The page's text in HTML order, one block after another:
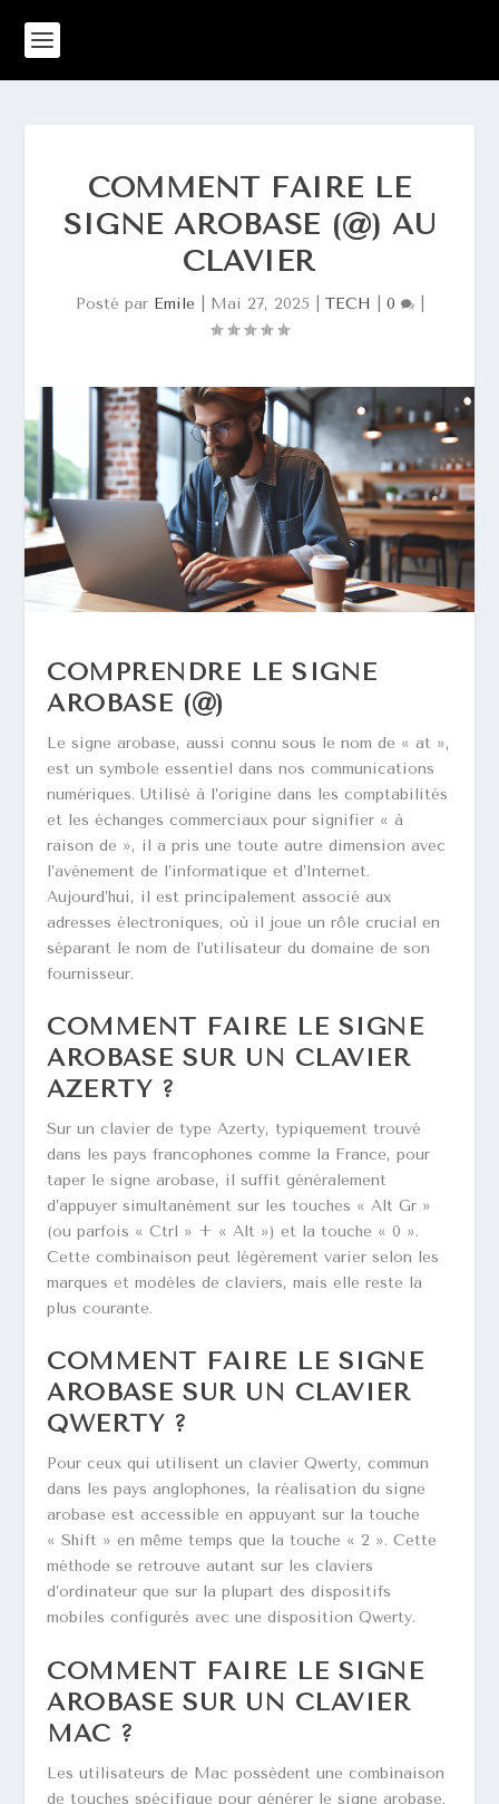
COMMENT FAIRE LE
SIGNE AROBASE (@) AU
CLAVIER
Posté par Emile Mai 27, 2025 TECH 0 |
COMPRENDRE LE SIGNE
AROBASE (@)
Le signe arobase, aussi connu sous le nom de « at »,
est un symbole essentiel dans nos communications
numériques. Utilisé à l’origine dans les comptabilités
et les échanges commerciaux pour signifier « à
raison de », il a pris une toute autre dimension avec
l’avènement de l’informatique et d’Internet.
Aujourd’hui, il est principalement associé aux
adresses électroniques, où il joue un rôle crucial en
séparant le nom de l’utilisateur du domaine de son
fournisseur.
COMMENT FAIRE LE SIGNE
AROBASE SUR UN CLAVIER
AZERTY ?
Sur un clavier de type Azerty, typiquement trouvé
dans les pays francophones comme la France, pour
taper le signe arobase, il suffit généralement
d’appuyer simultanément sur les touches « Alt Gr »
(ou parfois « Ctrl » + « Alt ») et la touche « 0 ».
Cette combinaison peut légèrement varier selon les
marques et modèles de claviers, mais elle reste la
plus courante.
COMMENT FAIRE LE SIGNE
AROBASE SUR UN CLAVIER
QWERTY ?
Pour ceux qui utilisent un clavier Qwerty, commun
dans les pays anglophones, la réalisation du signe
arobase est accessible en appuyant sur la touche
« Shift » en même temps que la touche « 2 ». Cette
méthode se retrouve autant sur les claviers
d’ordinateur que sur la plupart des dispositifs
mobiles configurés avec une disposition Qwerty.
COMMENT FAIRE LE SIGNE
AROBASE SUR UN CLAVIER
MAC ?
Les utilisateurs de Mac possèdent une combinaison
de touches spécifique pour générer le signe arobase.